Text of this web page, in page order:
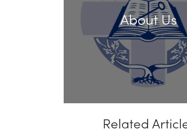
About Us
Related